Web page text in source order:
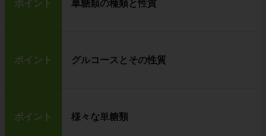
ポイント 単糖類の種類と性質
ポイント グルコースとその性質
ポイント 様々な単糖類